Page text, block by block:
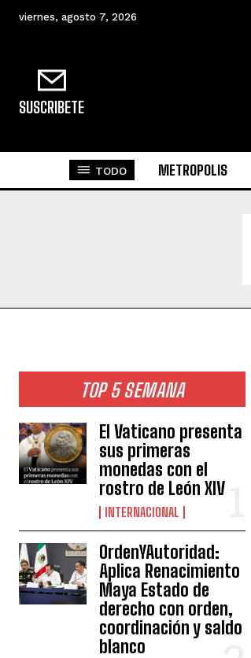
viernes, agosto 7, 2026
SUSCRIBETE
TODO METROPOLIS
TOP 5 SEMANA
El Vaticano presenta
sus primeras
monedas con el
rostro de León XIV
INTERNACIONAL
OrdenYAutoridad:
Aplica Renacimiento
Maya Estado de
derecho con orden,
coordinación y saldo
blanco